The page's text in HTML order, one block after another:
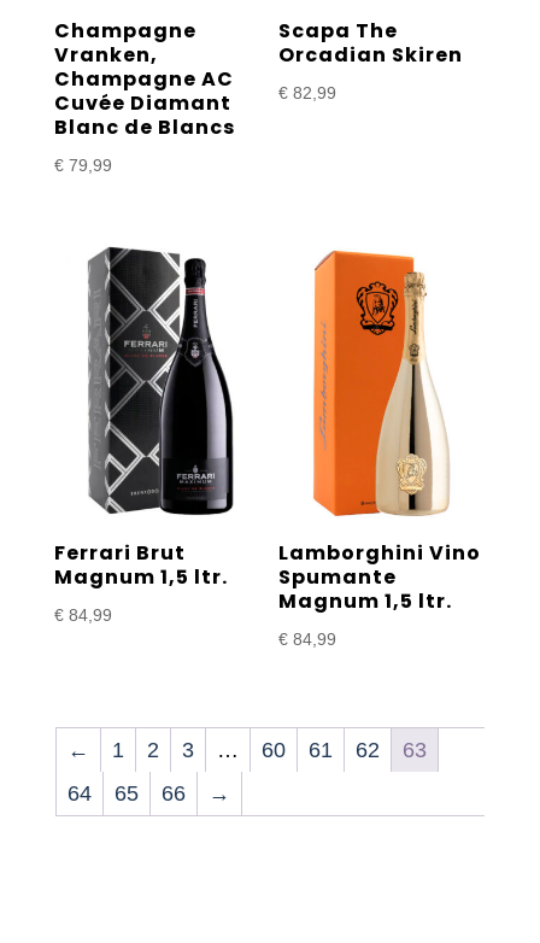
Champagne
Vranken,
Champagne AC
Cuvée Diamant
Blanc de Blancs
€79,99
Scapa The
Orcadian Skiren
€ 82,99
Ferrari Brut
Magnum 1,5 ltr.
€84,99
Lamborghini Vino
Spumante
Magnum 1,5 ltr.
€ 84,99
← 1 2 3 … 60 61 62
63
64
65 66 →